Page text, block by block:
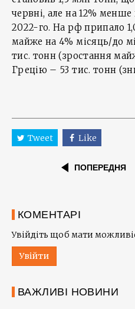
червні, але на 12%
2022-го. На рф припало
майже на 4% місяць/до
тис. тонн (зростання
Грецію – 53 тис. тонн
Tweet Like
ПОПЕРЕДНЯ
КОМЕНТАРІ
Увійдіть щоб мати
Увійти
ВАЖЛИВІ НОВИНИ